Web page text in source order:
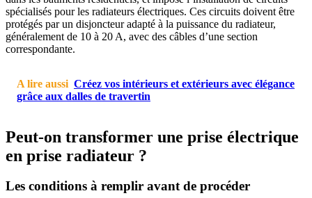
spécialisés pour les radiateurs électriques. Ces circuits doivent être
protégés par un disjoncteur adapté à la puissance du radiateur,
généralement de 10 à 20 A, avec des câbles d’une section
correspondante.
A lire aussi Créez vos intérieurs et extérieurs avec élégance
grâce aux dalles de travertin
Peut-on transformer une prise électrique
en prise radiateur ?
Les conditions à remplir avant de procéder